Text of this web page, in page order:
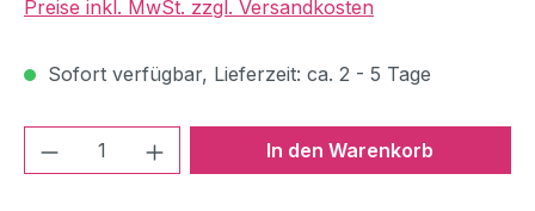
Preise inkl. MwSt. zzgl. Versandkosten
Sofort verfügbar, Lieferzeit: ca. 2 - 5 Tage
Produkt Anzahl: Gib denIn den Warenkorb